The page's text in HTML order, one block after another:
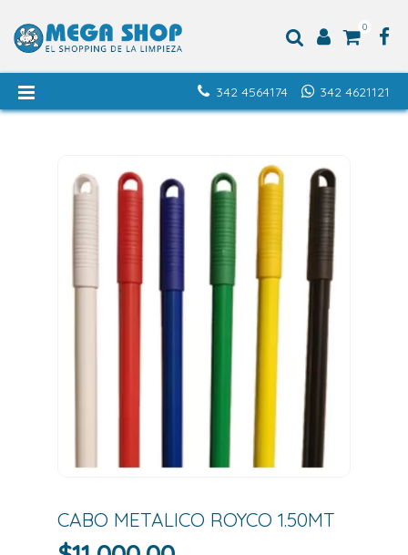
0
342 4621121
342 4564174
CABO METALICO ROYCO 1.50MT